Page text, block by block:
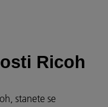
Ricoh
stanete se